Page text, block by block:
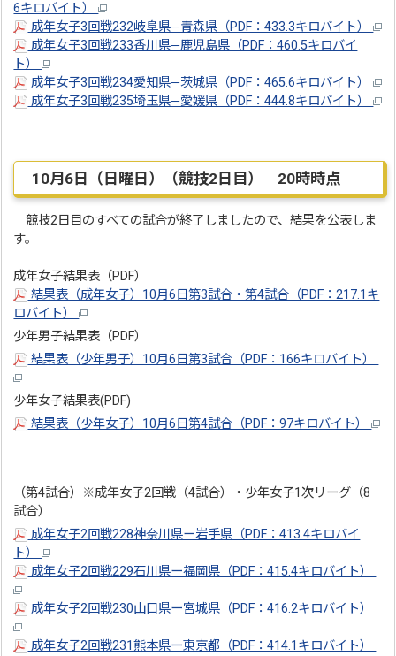
6キロバイト）
成年女子3回戦232岐阜県―青森県（PDF：433.3キロバイト）
成年女子3回戦233香川県―鹿児島県（PDF：460.5キロバイ
ト）
成年女子3回戦234愛知県―茨城県（PDF：465.6キロバイト）
成年女子3回戦235埼玉県―愛媛県（PDF：444.8キロバイト）
10月6日（日曜日）（競技2日目） 20時時点
競技2日目のすべての試合が終了しましたので、結果を公表しま
す。
成年女子結果表（PDF）
結果表（成年女子）10月6日第3試合・第4試合（PDF：217.1キ
ロバイト）
少年男子結果表（PDF）
結果表（少年男子）10月6日第3試合（PDF：166キロバイト）
少年女子結果表(PDF)
結果表（少年女子）10月6日第4試合（PDF：97キロバイト）
（第4試合）※成年女子2回戦（4試合）・少年女子1次リーグ（8
試合）
成年女子2回戦228神奈川県ー岩手県（PDF：413.4キロバイ
ト）
成年女子2回戦229石川県ー福岡県（PDF：415.4キロバイト）
成年女子2回戦230山口県ー宮城県（PDF：416.2キロバイト）
成年女子2回戦231熊本県ー東京都（PDF：414.1キロバイト）